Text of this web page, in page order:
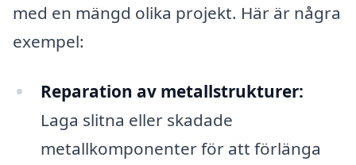
med en mängd olika projekt. Här är några
exempel:
Reparation av metallstrukturer:
Laga slitna eller skadade
metallkomponenter för att förlänga